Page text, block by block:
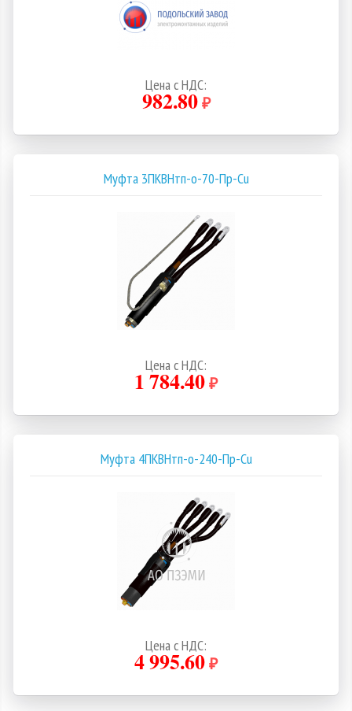
Цена с НДС:
982.80₽
Муфта 3ПКВНтп-о-70-Пр-Cu
Цена с НДС:
1 784.40₽
Муфта 4ПКВНтп-о-240-Пр-Cu
Цена с НДС:
4 995.60₽